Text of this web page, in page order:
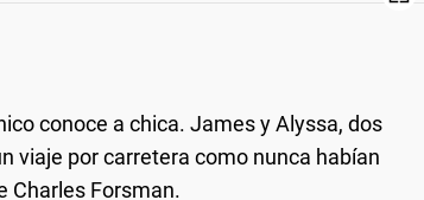
conoce a chica. James y Alyssa, dos
viaje por carretera como nunca habían
Charles Forsman.